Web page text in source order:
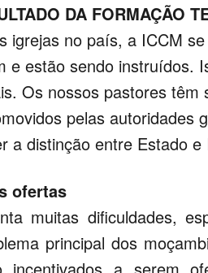
DA FORMAÇÃO
igrejas no país, a ICCM
e estão sendo instruídos.
Os nossos pastores
pelas autoridades
a distinção entre Estado e
ofertas
muitas dificuldades,
principal dos